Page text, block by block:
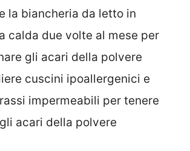
la biancheria da letto in
calda due volte al mese per
gli acari della polvere
cuscini ipoallergenici e
impermeabili per tenere
acari della polvere